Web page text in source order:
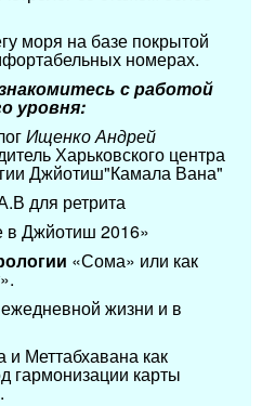
моря на базе покрытой
номерах.
с работой
уровня:
Ищенко Андрей
Харьковского центра
Джйотиш"Камала Вана"
для ретрита
в Джйотиш 2016»
«Сома» или как
жизни и в
Меттабхавана как
гармонизации карты